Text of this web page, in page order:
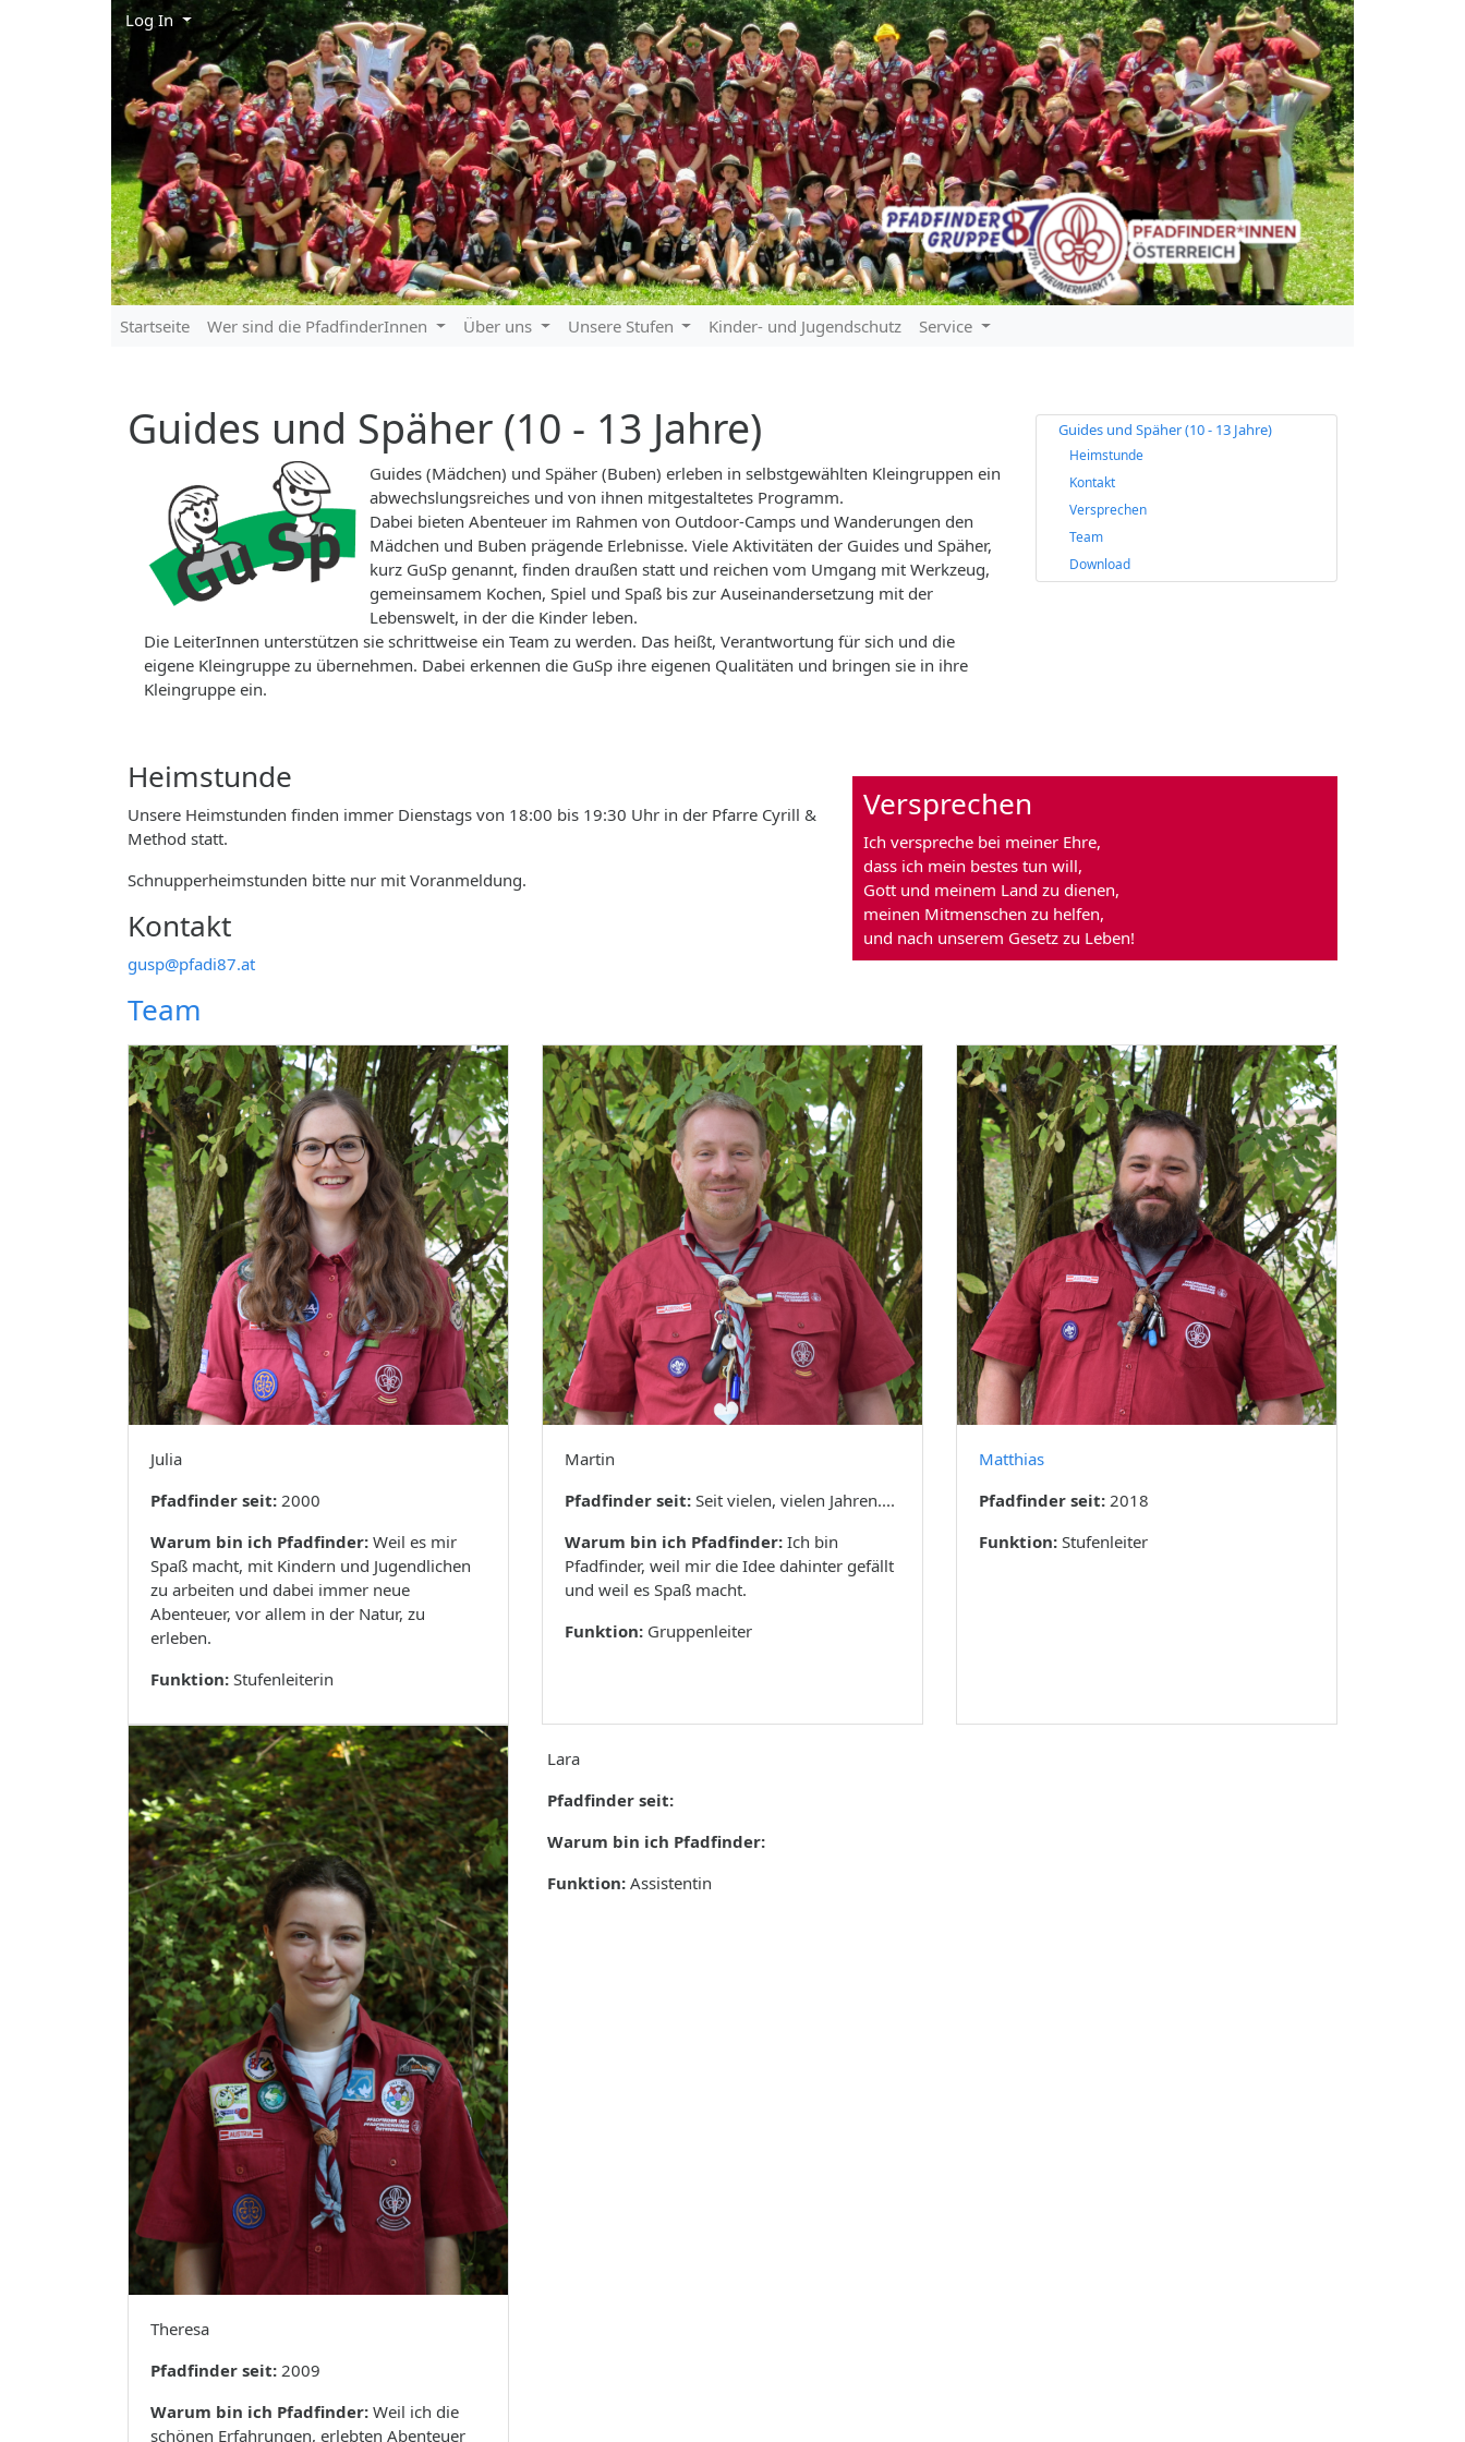
Log In
Startseite Wer sind die PfadfinderInnen Über uns Unsere Stufen Kinder- und Jugendschutz Service
Guides und Späher (10 - 13 Jahre)
Heimstunde
Kontakt
Versprechen
Team
Download
Guides und Späher (10 - 13 Jahre)
Guides (Mädchen) und Späher (Buben) erleben in selbstgewählten Kleingruppen ein
abwechslungsreiches und von ihnen mitgestaltetes Programm.
Dabei bieten Abenteuer im Rahmen von Outdoor-Camps und Wanderungen den
Mädchen und Buben prägende Erlebnisse. Viele Aktivitäten der Guides und Späher,
kurz GuSp genannt, finden draußen statt und reichen vom Umgang mit Werkzeug,
gemeinsamem Kochen, Spiel und Spaß bis zur Auseinandersetzung mit der
Lebenswelt, in der die Kinder leben.
Die LeiterInnen unterstützen sie schrittweise ein Team zu werden. Das heißt, Verantwortung für sich und die
eigene Kleingruppe zu übernehmen. Dabei erkennen die GuSp ihre eigenen Qualitäten und bringen sie in ihre
Kleingruppe ein.
Heimstunde
Unsere Heimstunden finden immer Dienstags von 18:00 bis 19:30 Uhr in der Pfarre Cyrill &
Method statt.
Schnupperheimstunden bitte nur mit Voranmeldung.
Kontakt
gusp@pfadi87.at
Versprechen
Ich verspreche bei meiner Ehre,
dass ich mein bestes tun will,
Gott und meinem Land zu dienen,
meinen Mitmenschen zu helfen,
und nach unserem Gesetz zu Leben!
Team
Julia
Pfadfinder seit: 2000
Warum bin ich Pfadfinder: Weil es mir
Spaß macht, mit Kindern und Jugendlichen
zu arbeiten und dabei immer neue
Abenteuer, vor allem in der Natur, zu
erleben.
Funktion: Stufenleiterin
Martin
Pfadfinder seit: Seit vielen, vielen Jahren....
Warum bin ich Pfadfinder: Ich bin
Pfadfinder, weil mir die Idee dahinter gefällt
und weil es Spaß macht.
Funktion: Gruppenleiter
Matthias
Pfadfinder seit: 2018
Funktion: Stufenleiter
Theresa
Pfadfinder seit: 2009
Warum bin ich Pfadfinder: Weil ich die
schönen Erfahrungen, erlebten Abenteuer
Lara
Pfadfinder seit:
Warum bin ich Pfadfinder:
Funktion: Assistentin